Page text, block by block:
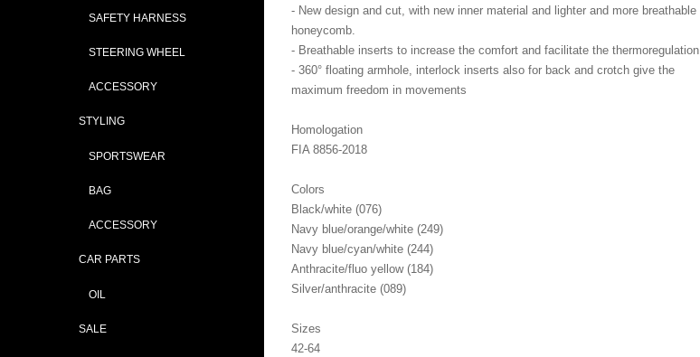
- New design and cut, with new inner material and lighter and more breathable
honeycomb.
- Breathable inserts to increase the comfort and facilitate the thermoregulation
- 360° floating armhole, interlock inserts also for back and crotch give the
maximum freedom in movements
Homologation
FIA 8856-2018
Colors
Black/white (076)
Navy blue/orange/white (249)
Navy blue/cyan/white (244)
Anthracite/fluo yellow (184)
Silver/anthracite (089)
Sizes
42-64
SAFETY HARNESS
STEERING WHEEL
ACCESSORY
STYLING
SPORTSWEAR
BAG
ACCESSORY
CAR PARTS
OIL
SALE